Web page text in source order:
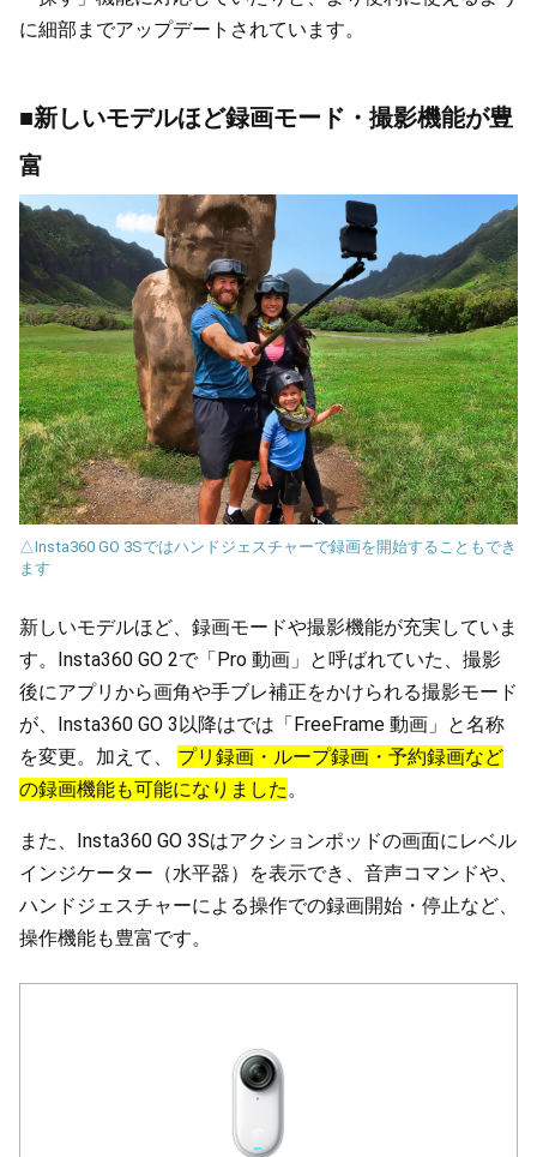
に細部までアップデートされています。
■新しいモデルほど録画モード・撮影機能が豊
富
△Insta360 GO 3Sではハンドジェスチャーで録画を開始することもでき
ます
新しいモデルほど、録画モードや撮影機能が充実していま
す。Insta360 GO 2で「Pro 動画」と呼ばれていた、撮影
後にアプリから画角や手ブレ補正をかけられる撮影モード
が、Insta360 GO 3以降はでは「FreeFrame 動画」と名称
を変更。加えて、 プリ録画・ループ録画・予約録画など
の録画機能も可能になりました。
また、Insta360 GO 3Sはアクションポッドの画面にレベル
インジケーター（水平器）を表示でき、音声コマンドや、
ハンドジェスチャーによる操作での録画開始・停止など、
操作機能も豊富です。